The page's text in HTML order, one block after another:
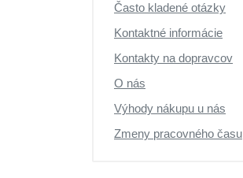
Často kladené otázky
Kontaktné informácie
Kontakty na dopravcov
O nás
Výhody nákupu u nás
Zmeny pracovného času